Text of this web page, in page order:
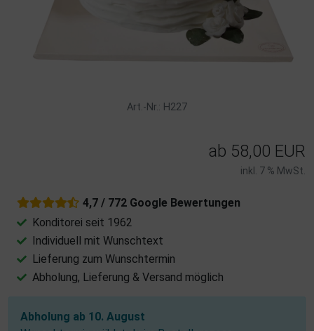
Art.-Nr.: H227
ab 58,00 EUR
inkl. 7 % MwSt.
4,7 / 772 Google Bewertungen
Konditorei seit 1962
Individuell mit Wunschtext
Lieferung zum Wunschtermin
Abholung, Lieferung & Versand möglich
Abholung ab 10. August